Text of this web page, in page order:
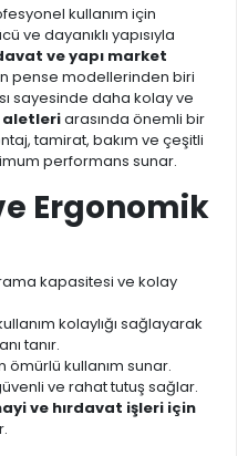
kullanım için
ve dayanıklı yapısıyla
ve yapı market
pense modellerinden biri
sayesinde daha kolay ve
aletleriarasında önemli bir
tamirat, bakım ve çeşitli
performans sunar.
Ergonomik
kapasitesi ve kolay
kolaylığı sağlayarak
tanır.
ömürlü kullanım sunar.
ve rahat tutuş sağlar.
ve hırdavat işleri için